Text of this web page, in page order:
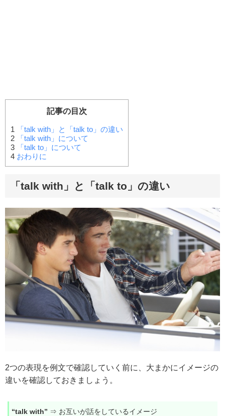
記事の目次
1 「talk with」と「talk to」の違い
2 「talk with」について
3 「talk to」について
4 おわりに
「talk with」と「talk to」の違い
2つの表現を例文で確認していく前に、大まかにイメージの
違いを確認しておきましょう。
“talk with” ⇒ お互いが話をしているイメージ